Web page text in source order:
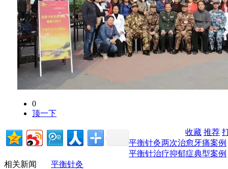
0
顶一下
收藏 推荐
平衡针灸两次治愈牙痛案例
平衡针治疗抑郁症典型案例
相关新闻
平衡针灸